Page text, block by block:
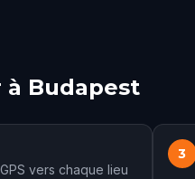
Budapest
vers chaque lieu
3